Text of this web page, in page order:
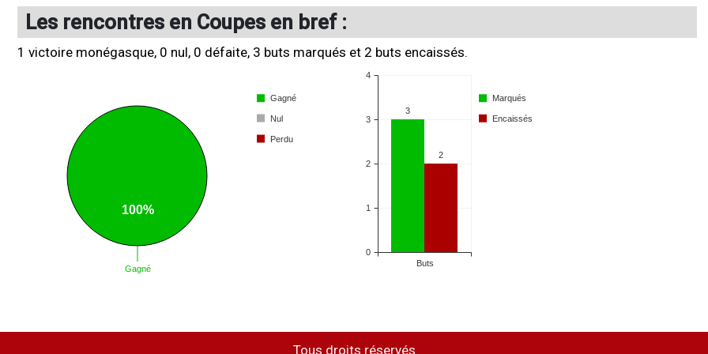
Les rencontres en Coupes en bref :
1 victoire monégasque, 0 nul, 0 défaite, 3 buts marqués et 2 buts encaissés.
Tous droits réservés